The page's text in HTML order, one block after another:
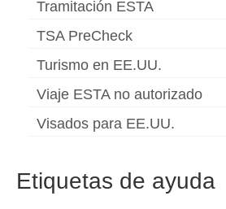
Tramitación ESTA
TSA PreCheck
Turismo en EE.UU.
Viaje ESTA no autorizado
Visados para EE.UU.
Etiquetas de ayuda